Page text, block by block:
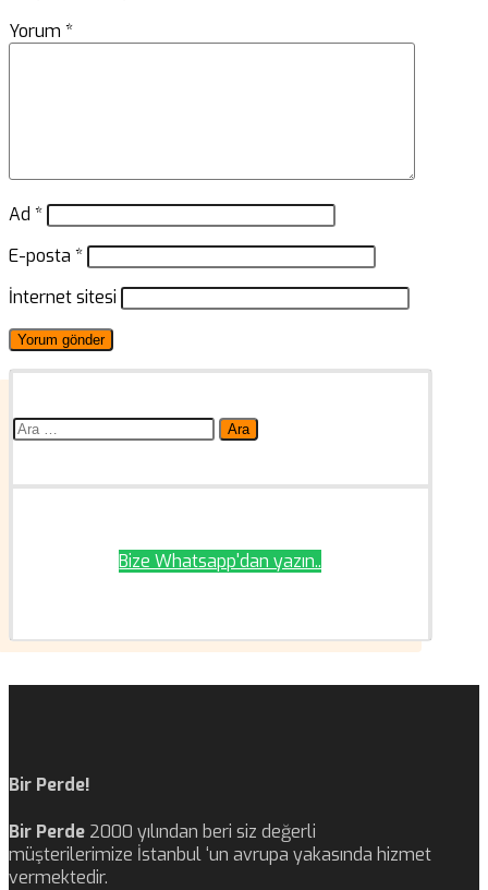
Yorum *
Ad *
E-posta *
İnternet sitesi
Arama:
Bize Whatsapp'dan yazın..
Bir Perde!
Bir Perde 2000 yılından beri siz değerli
müşterilerimize İstanbul ‘un avrupa yakasında hizmet
vermektedir.